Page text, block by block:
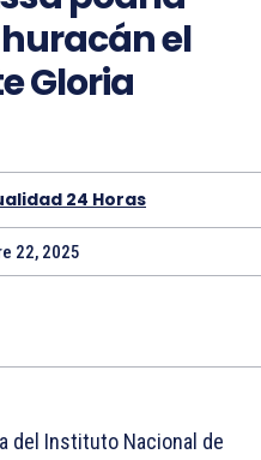
el
Gloria
24 Horas
22, 2025
del Instituto Nacional de